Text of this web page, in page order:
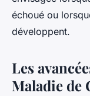
échoué ou
développent.
Les
Maladie de